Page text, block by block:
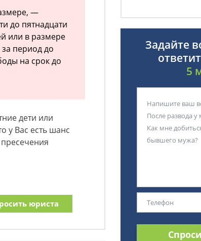
—
до пятнадцати
или в размере
период до
на срок до
дети или
у Вас есть шанс
юриста
Задайте
5